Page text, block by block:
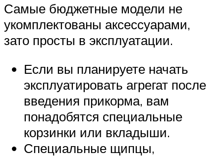
Самые бюджетные модели не
укомплектованы аксессуарами,
зато просты в эксплуатации.
Если вы планируете начать
эксплуатировать агрегат после
введения прикорма, вам
понадобятся специальные
корзинки или вкладыши.
Специальные щипцы,